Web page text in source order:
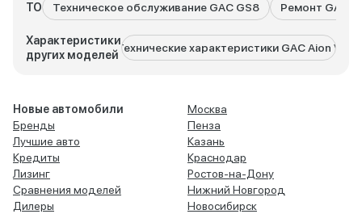
ТО Техническое обслуживание GAC GS8 Ремонт GAC
Характеристики
других моделей
Технические характеристики GAC Aion V
Новые автомобили
Бренды
Лучшие авто
Кредиты
Лизинг
Сравнения моделей
Дилеры
Москва
Пенза
Казань
Краснодар
Ростов-на-Дону
Нижний Новгород
Новосибирск